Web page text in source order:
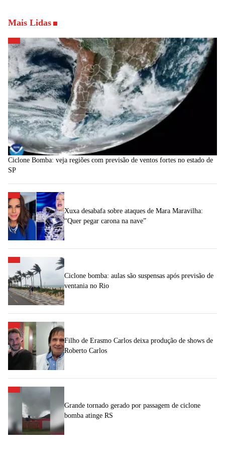
Mais Lidas
Ciclone Bomba: veja regiões com previsão de ventos fortes no estado de
SP
Xuxa desabafa sobre ataques de Mara Maravilha:
“Quer pegar carona na nave”
Ciclone bomba: aulas são suspensas após previsão de
ventania no Rio
Filho de Erasmo Carlos deixa produção de shows de
Roberto Carlos
Grande tornado gerado por passagem de ciclone
bomba atinge RS